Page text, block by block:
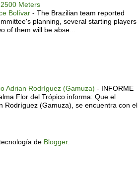
Meters
Bolívar - The Brazilian team reported
planning, several starting players
of them will be abse...
Adrian Rodríguez (Gamuza) - INFORME
Flor del Trópico informa: Que el
Rodríguez (Gamuza), se encuentra con el
de Blogger.